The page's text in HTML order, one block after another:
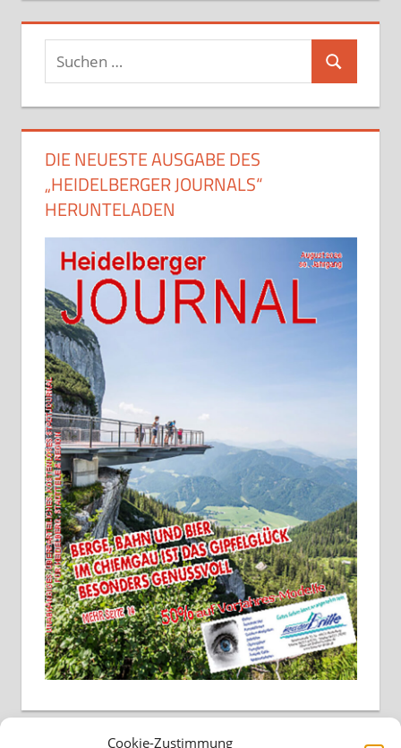
Cookie-Zustimmung
Suchen
nach:
Suchen
DIE NEUESTE AUSGABE DES
„HEIDELBERGER JOURNALS“
HERUNTELADEN